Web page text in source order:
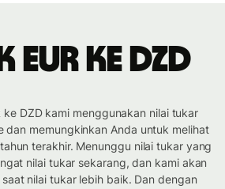
ke DZD
ke DZD kami menggunakan nilai tukar
dan memungkinkan Anda untuk melihat
terakhir. Menunggu nilai tukar yang
nilai tukar sekarang, dan kami akan
nilai tukar lebih baik. Dan dengan